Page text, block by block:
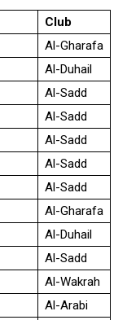
Club
Al-Gharafa
Al-Duhail
Al-Sadd
Al-Sadd
Al-Sadd
Al-Sadd
Al-Sadd
Al-Gharafa
Al-Duhail
Al-Sadd
Al-Wakrah
Al-Arabi